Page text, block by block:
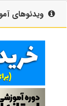
ویدئوهای